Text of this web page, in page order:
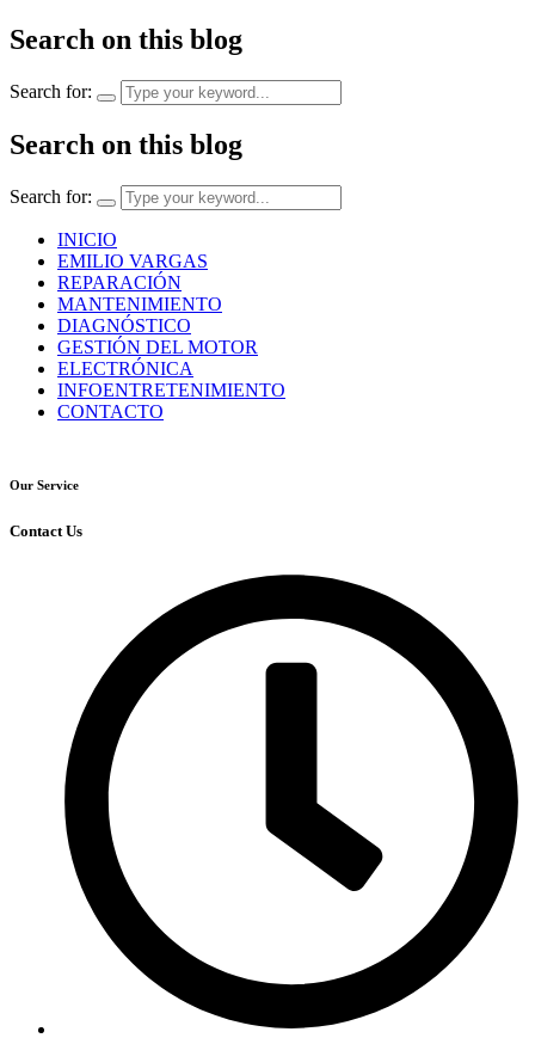
Search on this blog
Search for:
Search on this blog
Search for:
INICIO
EMILIO VARGAS
REPARACIÓN
MANTENIMIENTO
DIAGNÓSTICO
GESTIÓN DEL MOTOR
ELECTRÓNICA
INFOENTRETENIMIENTO
CONTACTO
Our Service
Contact Us